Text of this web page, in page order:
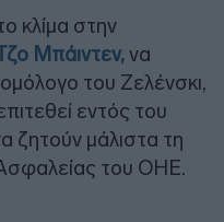
κλίμα στην
Μπάιντεν,να
ομόλογο του Ζελένσκι,
εντός του
ζητούν μάλιστα τη
του ΟΗΕ.